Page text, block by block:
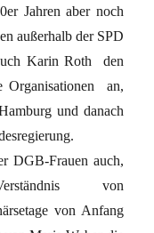
Jahren aber noch
außerhalb der SPD
Karin Roth den
Organisationen an,
und danach
DGB-Frauen auch,
von
von Anfang